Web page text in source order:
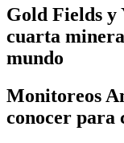
Gold Fields y
cuarta
mundo
Monitoreos
conocer para